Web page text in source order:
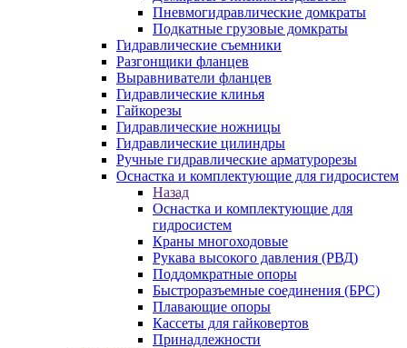
Пневмогидравлические домкраты
Подкатные грузовые домкраты
Гидравлические съемники
Разгонщики фланцев
Выравниватели фланцев
Гидравлические клинья
Гайкорезы
Гидравлические ножницы
Гидравлические цилиндры
Ручные гидравлические арматурорезы
Оснастка и комплектующие для гидросистем
Назад
Оснастка и комплектующие для
гидросистем
Краны многоходовые
Рукава высокого давления (РВД)
Поддомкратные опоры
Быстроразъемные соединения (БРС)
Плавающие опоры
Кассеты для гайковертов
Принадлежности